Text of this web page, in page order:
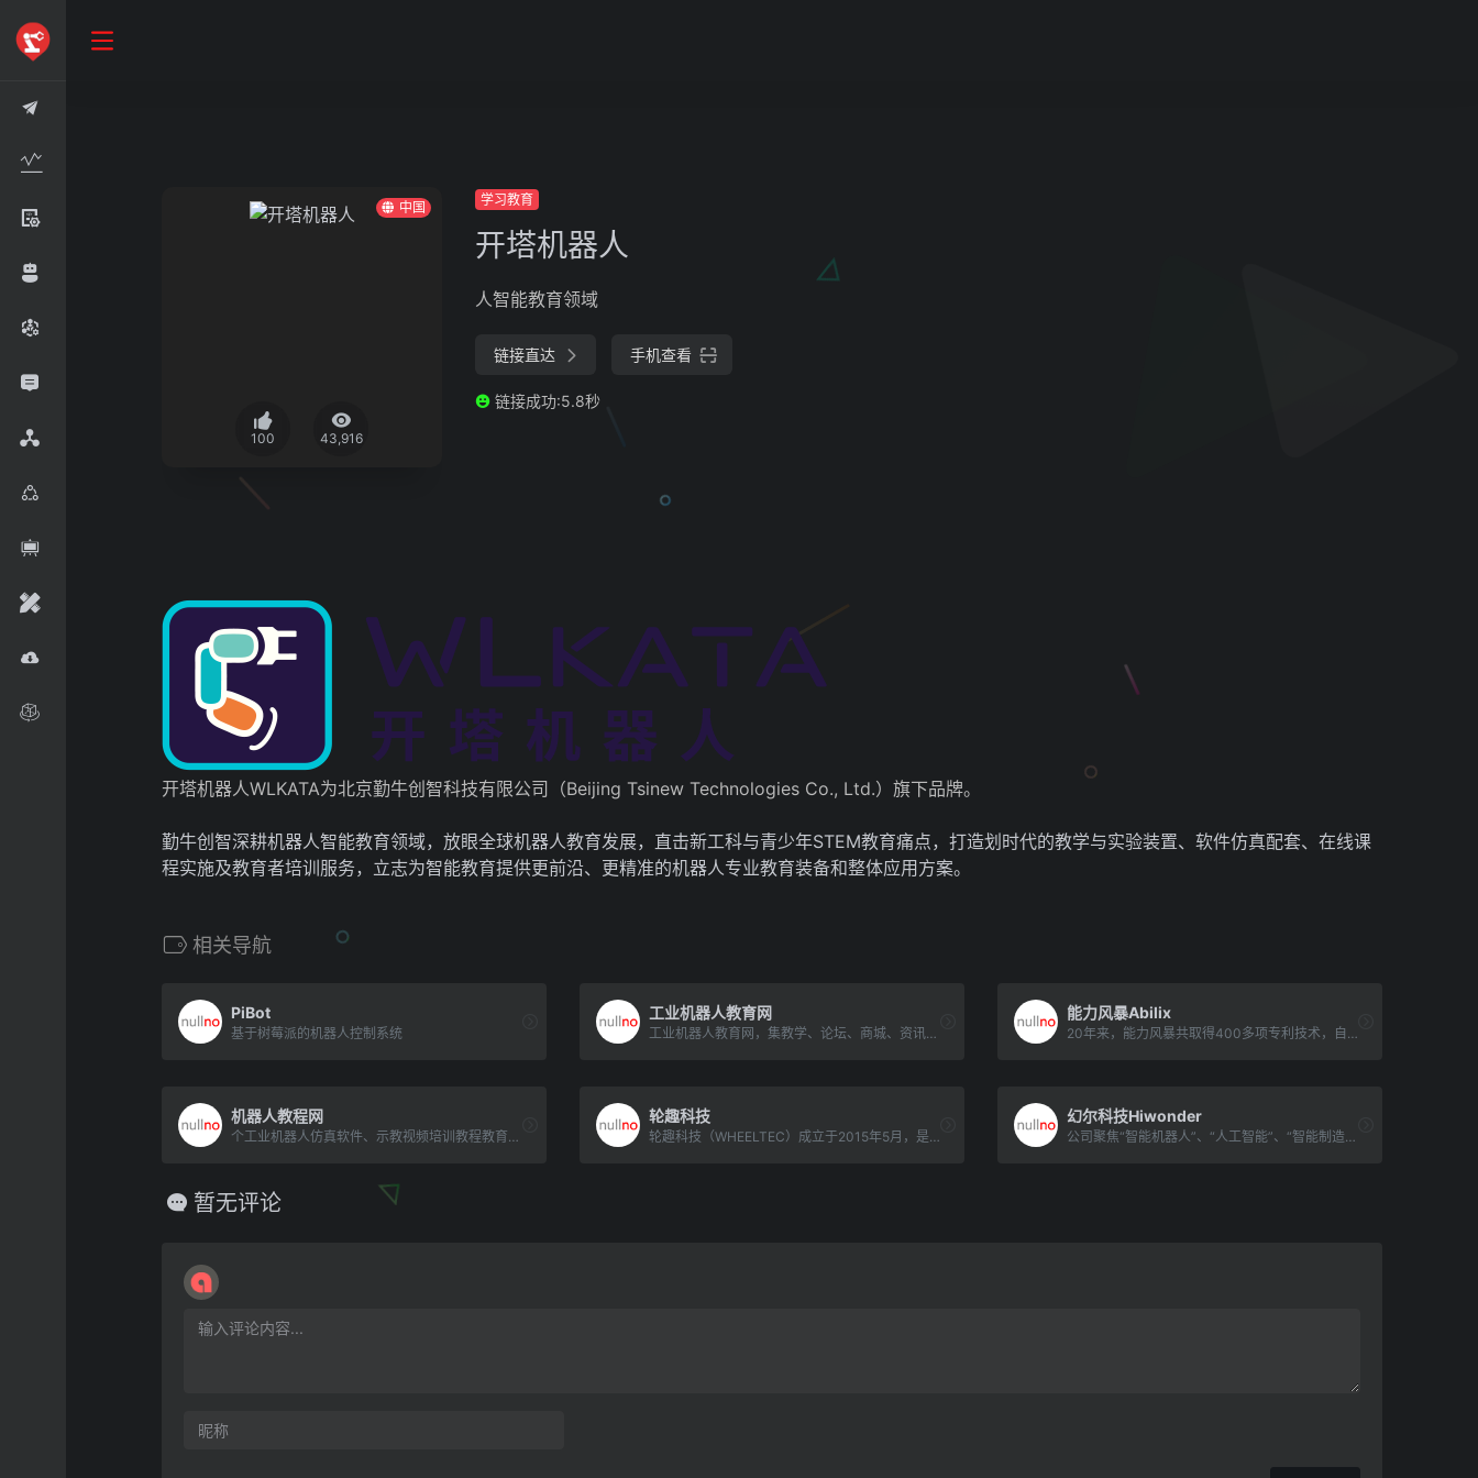
中国
100 43,916
学习教育
开塔机器人
人智能教育领域
链接直达 手机查看
链接成功:5.8秒
开塔机器人WLKATA为北京勤牛创智科技有限公司（Beijing Tsinew Technologies Co., Ltd.）旗下品牌。
勤牛创智深耕机器人智能教育领域，放眼全球机器人教育发展，直击新工科与青少年STEM教育痛点，打造划时代的教学与实验装置、软件仿真配套、在线课
程实施及教育者培训服务，立志为智能教育提供更前沿、更精准的机器人专业教育装备和整体应用方案。
相关导航
PiBot
基于树莓派的机器人控制系统
工业机器人教育网
工业机器人教育网，集教学、论坛、商城、资讯等功能于一体，整合了哈工海渡机器人学院的工业机器人专业教材、教学视频[…]
能力风暴Abilix
20年来，能力风暴共取得400多项专利技术，自主研发120余种教育机器人，并编写出50多套机器人教材（9种语言版本）。
机器人教程网
个工业机器人仿真软件、示教视频培训教程教育的技术分享平台
轮趣科技
轮趣科技（WHEELTEC）成立于2015年5月，是国内自动驾驶及相关技术教育领域的龙头企业，专[…]
幻尔科技Hiwonder
公司聚焦“智能机器人”、“人工智能”、“智能制造”三大专业群，为广大高校提供性能更强、拓展性更好、交互感更佳、教程更丰富的人工智能教育机器人产品
暂无评论